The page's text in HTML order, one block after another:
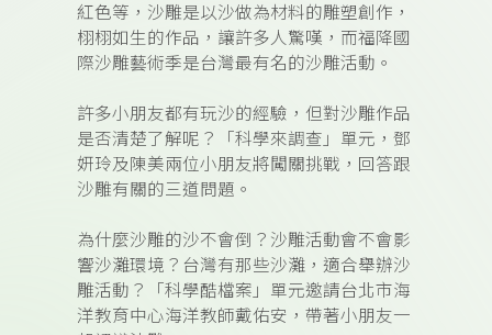
紅色等，沙雕是以沙做為材料的雕塑創作，
栩栩如生的作品，讓許多人驚嘆，而福降國
際沙雕藝術季是台灣最有名的沙雕活動。
許多小朋友都有玩沙的經驗，但對沙雕作品
是否清楚了解呢？「科學來調查」單元， 鄧
妍玲及陳美兩位小朋友將闖關挑戰，回答跟
沙雕有關的三道問題。
為什麼沙雕的沙不會倒？沙雕活動會不會影
響沙灘環境？台灣有那些沙灘，適合舉辦沙
雕活動？「科學酷檔案」單元邀請台北市海
洋教育中心海洋教師戴佑安，帶著小朋友一